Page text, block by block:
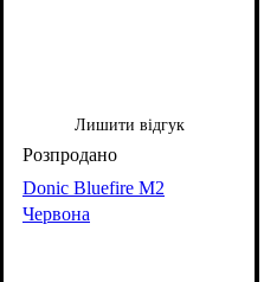
Лишити відгук
Donic Bluefire M2
Червона